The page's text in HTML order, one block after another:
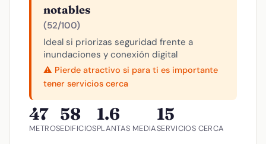
notables
(52/100)
Ideal si priorizas seguridad frente a
inundaciones y conexión digital
⚠️ Pierde atractivo si para ti es importante
tener servicios cerca
47
METROS
58
EDIFICIOS
1.6
PLANTAS MEDIA
15
SERVICIOS CERCA